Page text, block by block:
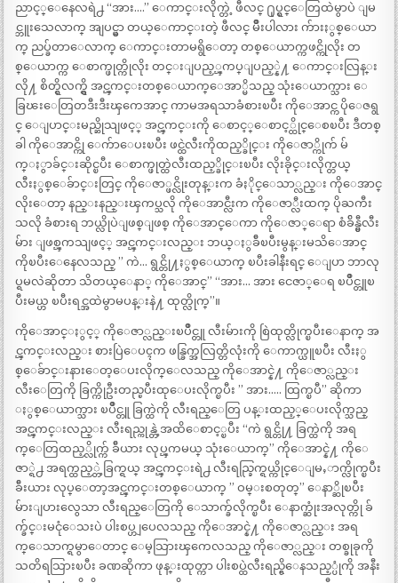
ညာင့္ေနေလရဲ႕ “အား….” ေကာင္းလိုက္တဲ့ ဖီလင္ ႐ုပ္ရွင္ေတြထဲမွာပဲ ျမ
င္ဘူးသေလာက္ အျပင္မွာ တယ္ေကာင္းတဲ့ ဖီလင္ မ်ိဳးပါလား က်ားႏွစ္ေယာ
က္ ညပ္ခ်တာေလာက္ ေကာင္းတာမရွိေတာ့ တစ္ေယာက္ကဖင္ကိုလိုး တ
စ္ေယာက္က ေစာက္ဖုတ္ကိုလိုး တင္းျပည့္ၾကပ္ျပည့္နဲ႔ ေကာင္းလြန္း
လို႔ စိတ္ရွိလက္ရွိ အင္ၾကင္းတစ္ေယာက္ေအာ္မိသည္ သုံးေယာက္သား ေ
ခြၽးေတြတဒီးဒီးၾကေအာင္ ကာမအရသာခံစားၿပီး ကိုေအာင္က ပိုေဇရွ
င္ ေျပာင္းမည္ဆိုသျဖင့္ အင္ၾကင္းကို ေစာင့္ေစာင့္ထိုင္ေစၿပီး ဒီတစ္
ခါ ကိုေအာင္ကို ေက်ာေပးၿပီး ဖင္ထဲလီးကိုထည့္ခိုင္း ကိုေဇာ္ကိုက် မ်
က္ႏွာခ်င္းဆိုင္ၿပီး ေစာက္ဖုတ္ထဲလီးထည့္ခိုင္းၿပီး လိုးခိုင္းလိုက္တယ္
လီးႏွစ္ေခ်ာင္းတြင္ ကိုေဇာ္ဖင္လိုးတုန္းက ခံႏိုင္ေသာ္လည္း ကိုေအာင္
လိုးေတာ့ နည္းနည္းၾကပ္သလို ကိုေအာင္လီးက ကိုေဇာ္လီးထက္ ပိုႀကီး
သလို ခံစားရ ဘယ္လိုပဲျဖစ္ျဖစ္ ကိုေအာင္ေကာ ကိုေဇာ္ေရာ စံခ်ိန္မွီလီး
မ်ား ျဖစ္ၾကသျဖင့္ အင္ၾကင္းလည္း ဘယ္ႏွခ်ီၿပီးမွန္းမသိေအာင္
ကိုၿပီးေနေလသည္ ” ကဲ… ရွင္တို႔ႏွစ္ေယာက္ ၿပီးခါနီးရင္ ေျပာ ဘာလု
ပ္ရမလဲဆိုတာ သိတယ္ေနာ္ ကိုေအာင္” “အား… အား ငေဇာ္ေရ ၿပိဳင္တူၿ
ပီးမယ္ဟ ၿပီးရင္အထဲမွာမပန္းနဲ႔ ထုတ္လိုက္”။
ကိုေအာင္ႏွင့္ ကိုေဇာ္လည္းၿပိဳင္တူ လီးမ်ားကို စြဲထုတ္လိုက္ၿပီးေနာက္ အ
င္ၾကင္းလည္း စားပြဲေပၚက ဖန္ခြက္အလြတ္တိလုံးကို ေကာက္ယူၿပီး လီးႏွ
စ္ေခ်ာင္းနားေတ့ေပးလိုက္ေလသည္ ကိုေအာင္နဲ႔ ကိုေဇာ္လည္း
လီးေတြကို ခြက္ကိုဦးတည္ၿပီးထုေပးလိုက္ၿပီး ” အား….. ထြက္ၿပီ” ဆိုကာ
ႏွစ္ေယာက္သား ၿပိဳင္တူ ခြက္ထဲကို လီးရည္ေတြ ပန္းထည့္ေပးလိုက္သည္
အင္ၾကင္းလည္း လီးရည္ကုန္တဲ့အထိေစာင့္ၿပီး “ကဲ ရွင္တို႔ ခြက္ထဲကို အရ
က္ေတြထည့္လိုက္က် ခ်ီယား လုပ္ၾကမယ္ သုံးေယာက္” ကိုေအာင္နဲ႔ ကိုေ
ဇာ္ရဲ႕ အရက္ထည့္တဲ့ခြက္ရယ္ အင္ၾကင္းရဲ႕ လီးရည္ခြက္ရယ္ကိုင္ေျမႇာက္လိုက္ၿပီး
ခ်ီးယား လုပ္ေတာ့အင္ၾကင္းတစ္ေယာက္ ” ဝမ္းစတုတ္” ေနာ္ဆိုၿပီး
မ်ားျပားလွေသာ လီးရည္ေတြကို ေသာက္ခ်လိုက္ၿပီး ေနာက္ဆုံးအလုတ္ကို ခ်
က္ခ်င္းမငုံေသးပဲ ပါးစပ္ဟျပေလသည္ ကိုေအာင္နဲ႔ ကိုေဇာ္လည္း အရ
က္ေသာက္ရမွာေတာင္ ေမ့သြားၾကေလသည္ ကိုေဇာ္လည္း တစ္ခုခုကို
သတိရသြားၿပီး ခဏဆိုကာ ဖုန္းထုတ္ကာ ပါးစပ္ထဲလီးရည္ရွိေနသည့္ပုံကို အနီး